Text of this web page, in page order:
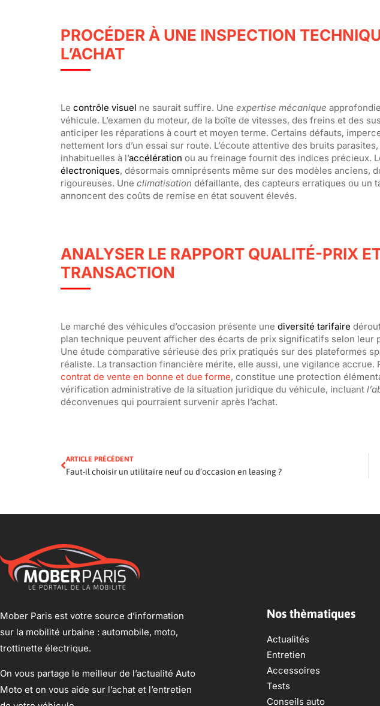
PROCÉDER À UNE INSPECTION
L’ACHAT
Le contrôle visuel ne saurait suffire. Une expertise mécanique
véhicule. L’examen du moteur, de la boîte de vitesses, des freins et des
anticiper les réparations à court et moyen terme. Certains défauts,
nettement lors d’un essai sur route. L’écoute attentive des bruits
inhabituelles à l’accélération ou au freinage fournit des indices précieux.
électroniques, désormais omniprésents même sur des modèles anciens,
rigoureuses. Une climatisation défaillante, des capteurs erratiques ou un
annoncent des coûts de remise en état souvent élevés.
ANALYSER LE RAPPORT QUALITÉ-PRIX
TRANSACTION
Le marché des véhicules d’occasion présente une diversité tarifaire
plan technique peuvent afficher des écarts de prix significatifs selon leur
Une étude comparative sérieuse des prix pratiqués sur des plateformes
réaliste. La transaction financière mérite, elle aussi, une vigilance accrue.
contrat de vente en bonne et due forme, constitue une protection
vérification administrative de la situation juridique du véhicule, incluant
déconvenues qui pourraient survenir après l’achat.
ARTICLE PRÉCÉDENT
Faut-il choisir un utilitaire neuf ou d’occasion en leasing ?
Mober Paris est votre source d’information
sur la mobilité urbaine : automobile, moto,
trottinette électrique.
On vous partage le meilleur de l’actualité Auto
Moto et on vous aide sur l’achat et l’entretien
Nos thèmatiques
Actualités
Entretien
Accessoires
Tests
Conseils auto